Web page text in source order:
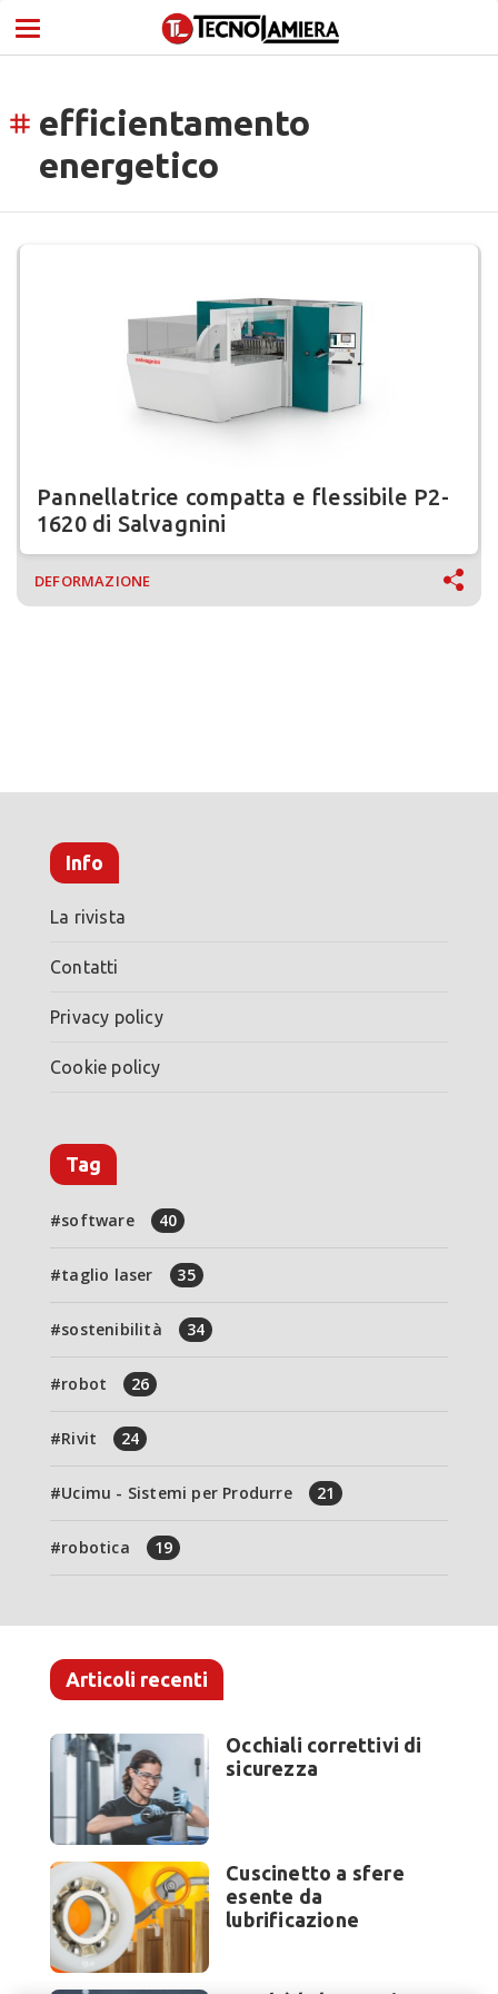
tag efficientamento
energetico
Pannellatrice compatta e flessibile P2-
1620 di Salvagnini
DEFORMAZIONE
Info
La rivista
Contatti
Privacy policy
Cookie policy
Tag
software 40
taglio laser 35
sostenibilità 34
robot 26
Rivit 24
Ucimu - Sistemi per Produrre 21
robotica 19
Articoli recenti
Occhiali correttivi di
sicurezza
Cuscinetto a sfere
esente da
lubrificazione